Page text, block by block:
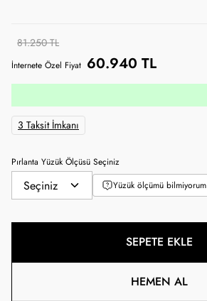
81.250 TL
İnternete Özel Fiyat 60.940 TL
3 Taksit İmkanı
Pırlanta Yüzük Ölçüsü Seçiniz
Yüzük ölçümü bilmiyorum
SEPETE EKLE
HEMEN AL